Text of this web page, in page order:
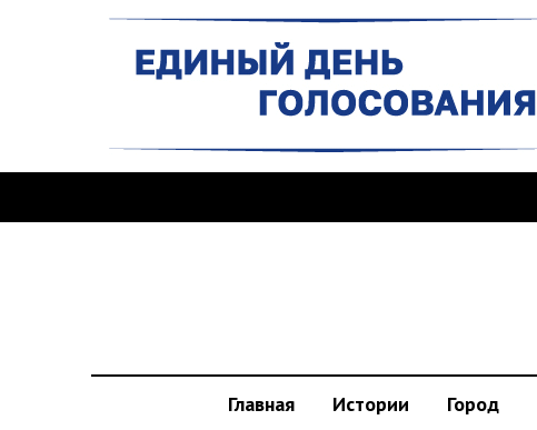
Главная Истории Город